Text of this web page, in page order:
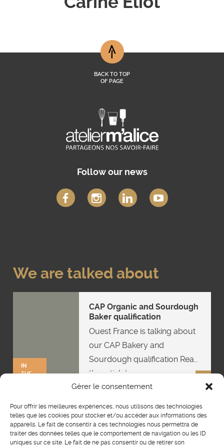
Gérer le consentement
Pour offrir les meilleures expériences, nous utilisons des technologies
telles que les cookies pour stocker et/ou accéder aux informations des
appareils. Le fait de consentir à ces technologies nous permettra de
traiter des données telles que le comportement de navigation ou les ID
uniques sur ce site. Le fait de ne pas consentir ou de retirer son
Legal notices
General terms and conditions of
sale
We are talked about
IN
THE
CAP Organic and Sourdough
Baker qualification
Ouest France is talking about
our CAP Bakery and
Sourdough qualification Read
the article!
Follow our news
BACK TO TOP
OF PAGE